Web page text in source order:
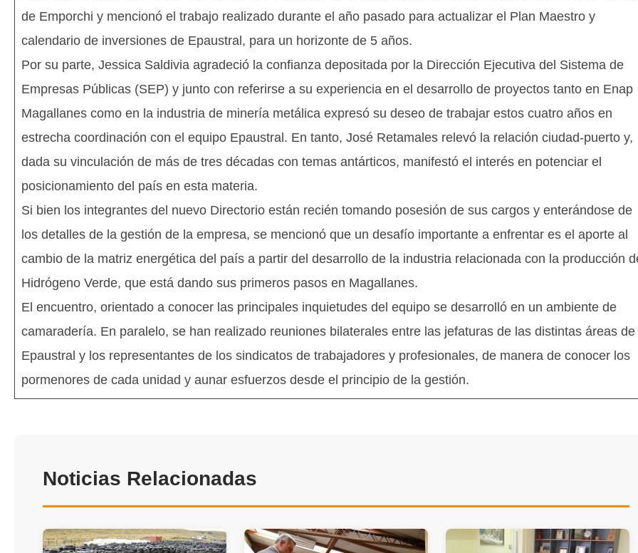
de Emporchi y mencionó el trabajo realizado durante el año pasado para actualizar el Plan Maestro y
calendario de inversiones de Epaustral, para un horizonte de 5 años.
Por su parte, Jessica Saldivia agradeció la confianza depositada por la Dirección Ejecutiva del Sistema de
Empresas Públicas (SEP) y junto con referirse a su experiencia en el desarrollo de proyectos tanto en Enap
Magallanes como en la industria de minería metálica expresó su deseo de trabajar estos cuatro años en
estrecha coordinación con el equipo Epaustral. En tanto, José Retamales relevó la relación ciudad-puerto y,
dada su vinculación de más de tres décadas con temas antárticos, manifestó el interés en potenciar el
posicionamiento del país en esta materia.
Si bien los integrantes del nuevo Directorio están recién tomando posesión de sus cargos y enterándose de
los detalles de la gestión de la empresa, se mencionó que un desafío importante a enfrentar es el aporte al
cambio de la matriz energética del país a partir del desarrollo de la industria relacionada con la producción
Hidrógeno Verde, que está dando sus primeros pasos en Magallanes.
El encuentro, orientado a conocer las principales inquietudes del equipo se desarrolló en un ambiente de
camaradería. En paralelo, se han realizado reuniones bilaterales entre las jefaturas de las distintas áreas de
Epaustral y los representantes de los sindicatos de trabajadores y profesionales, de manera de conocer los
pormenores de cada unidad y aunar esfuerzos desde el principio de la gestión.
Noticias Relacionadas